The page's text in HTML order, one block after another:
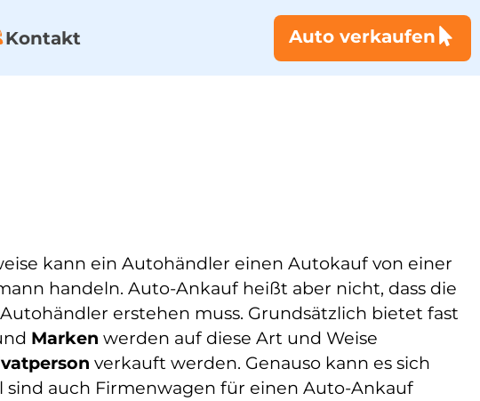
Kontakt Auto verkaufen
kann ein Autohändler einen Autokauf von einer
handeln. Auto-Ankauf heißt aber nicht, dass die
erstehen muss. Grundsätzlich bietet fast
Marken werden auf diese Art und Weise
verkauft werden. Genauso kann es sich
auch Firmenwagen für einen Auto-Ankauf